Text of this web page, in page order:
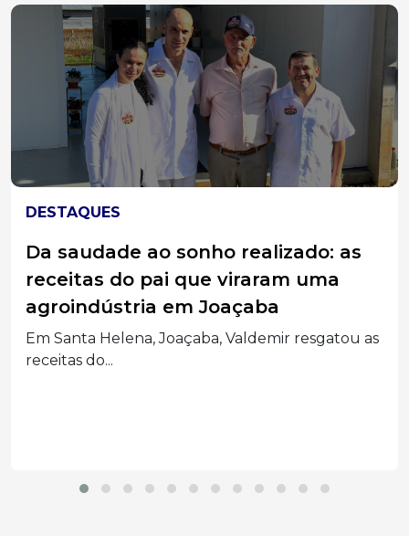
CLIMA
Novo tornado atinge o RS; Estado
tem diversos danos por causa do
temporal
Fenômeno foi registrado no município de Pedro
Osório em...